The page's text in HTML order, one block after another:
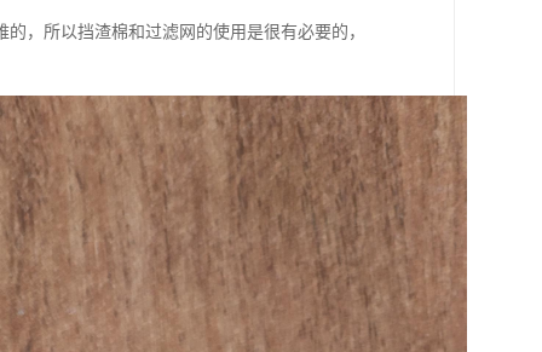
，所以挡渣棉和过滤网的使用是很有必要的，